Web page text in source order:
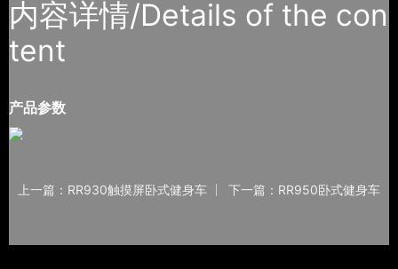
内容详情/Details of the con
tent
产品参数
上一篇：RR930触摸屏卧式健身车 下一篇：RR950卧式健身车